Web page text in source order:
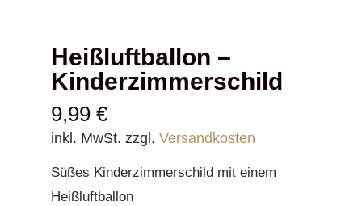
Heißluftballon –
Kinderzimmerschild
9,99 €
inkl. MwSt. zzgl. Versandkosten
Süßes Kinderzimmerschild mit einem
Heißluftballon